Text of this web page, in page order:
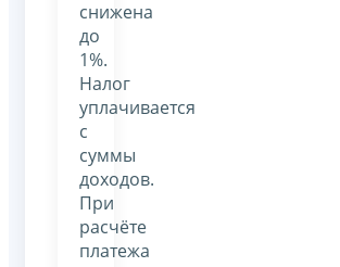
снижена
до
1%.
Налог
уплачивается
с
суммы
доходов.
При
расчёте
платежа